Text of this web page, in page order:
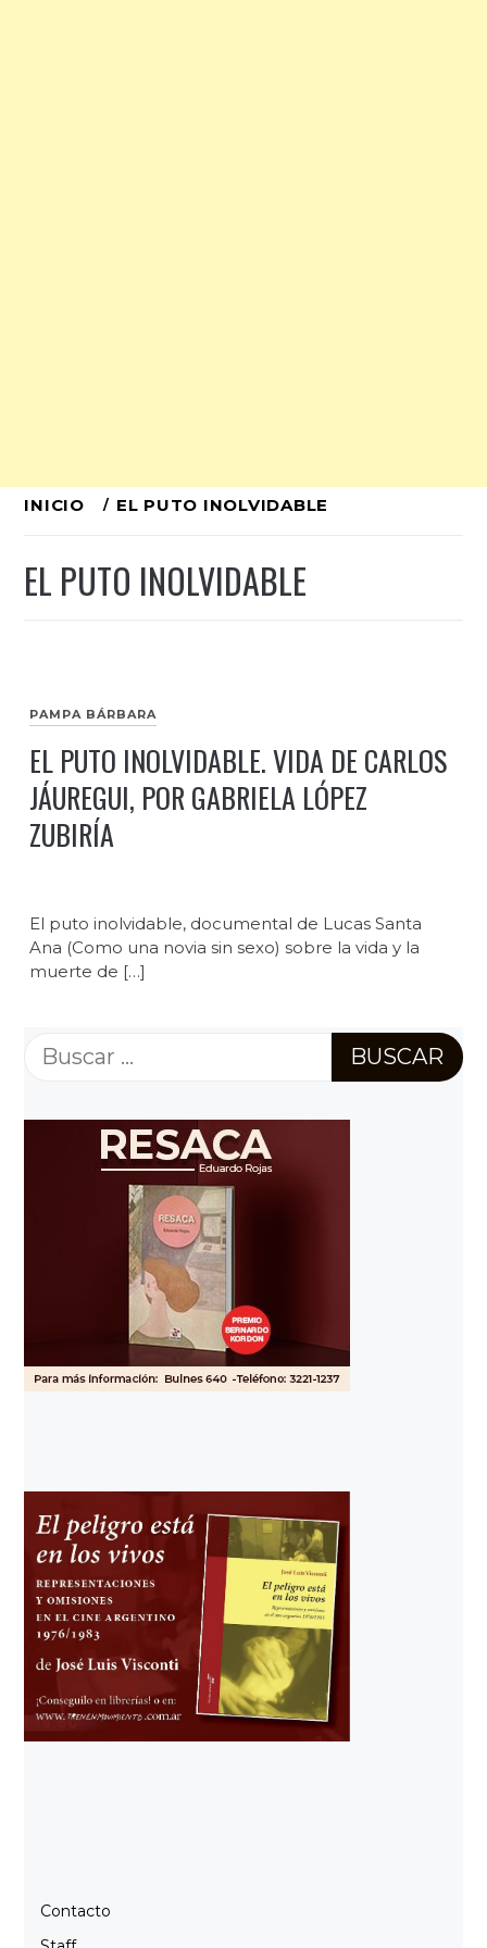
Ir
contenido
INICIO EL PUTO INOLVIDABLE
EL PUTO INOLVIDABLE
PAMPA BÁRBARA
EL PUTO INOLVIDABLE. VIDA DE CARLOS
JÁUREGUI, POR GABRIELA LÓPEZ
ZUBIRÍA
El puto inolvidable, documental de Lucas Santa
Ana (Como una novia sin sexo) sobre la vida y la
muerte de […]
Buscar:
Contacto